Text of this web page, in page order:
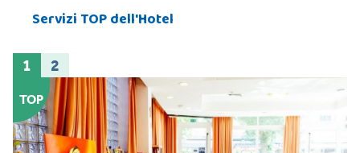
Servizi TOP dell'Hotel
TOP
1 2